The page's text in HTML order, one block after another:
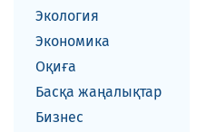
Экология
Экономика
Оқиға
Басқа жаңалықтар
Бизнес